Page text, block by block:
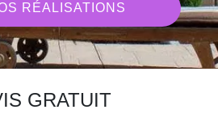
RÉALISATIONS
GRATUIT